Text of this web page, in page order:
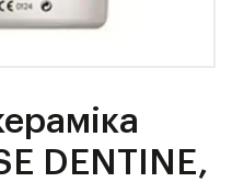
DENTINE,